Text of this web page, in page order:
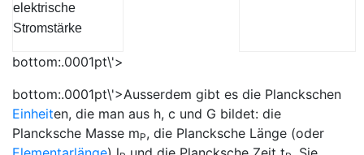
elektrische
Stromstärke
bottom:.0001pt\'>
bottom:.0001pt\'>Ausserdem gibt es die Planckschen
Einheiten, die man aus h, c und G bildet: die
Plancksche Masse mP, die Plancksche Länge (oder